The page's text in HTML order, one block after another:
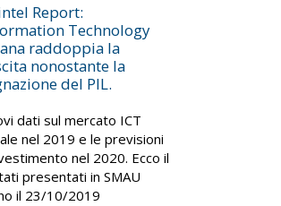
Report:
Technology
raddoppia la
nonostante la
del PIL.
dati sul mercato ICT
nel 2019 e le previsioni
nel 2020. Ecco il
presentati in SMAU
il 23/10/2019